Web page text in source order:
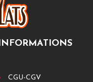
INFORMATIONS
CGU-CGV